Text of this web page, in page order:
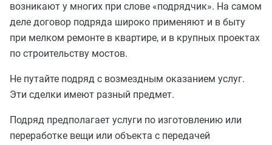
возникают у многих при слове «подрядчик». На самом
деле договор подряда широко применяют и в быту
при мелком ремонте в квартире, и в крупных проектах
по строительству мостов.
Не путайте подряд с возмездным оказанием услуг.
Эти сделки имеют разный предмет.
Подряд предполагает услуги по изготовлению или
переработке вещи или объекта с передачей